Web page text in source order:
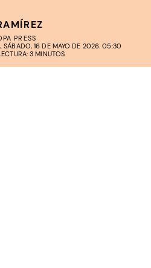
PRESS
SÁBADO, 16 DE MAYO DE 2026. 05:30
3 MINUTOS